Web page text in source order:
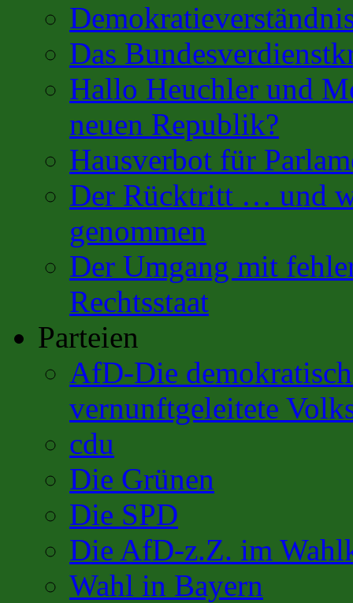
Das
Hallo Heuchler und
neuen Republik?
Hausverbot für
Der Rücktritt … und
genommen
Der Umgang mit
Rechtsstaat
Parteien
AfD-Die
vernunftgeleitete
cdu
Die Grünen
Die SPD
Die AfD-z.Z. im
Wahl in Bayern